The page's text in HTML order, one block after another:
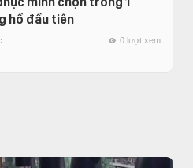
hồ đầu tiên
0 lượt xem